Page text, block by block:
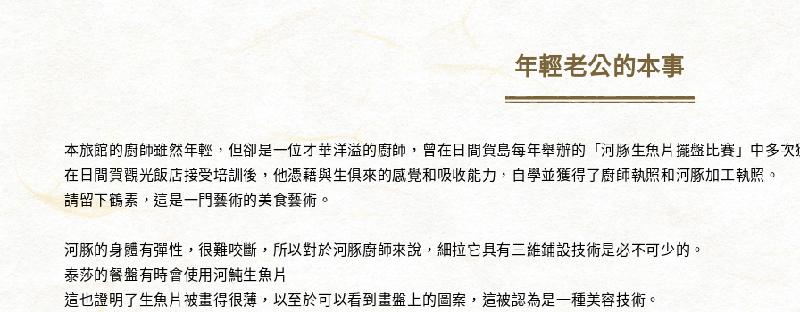
年輕老公的本事
本旅館的廚師雖然年輕，但卻是一位才華洋溢的廚師，曾在日間賀島每年舉辦的「河豚生魚片擺盤比賽」中多次
在日間賀觀光飯店接受培訓後，他憑藉與生俱來的感覺和吸收能力，自學並獲得了廚師執照和河豚加工執照。
請留下鶴素，這是一門藝術的美食藝術。
河豚的身體有彈性，很難咬斷，所以對於河豚廚師來說，細拉它具有三維鋪設技術是必不可少的。
泰莎的餐盤有時會使用河魨生魚片
這也證明了生魚片被畫得很薄，以至於可以看到畫盤上的圖案，這被認為是一種美容技術。